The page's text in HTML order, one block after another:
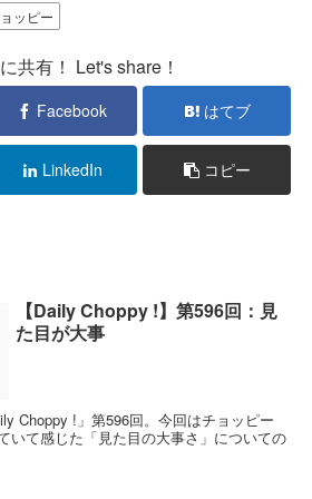
ッピー
共有！ Let's share！
Facebook はてブ
LinkedIn コピー
【Daily Choppy !】第596回：見
た目が大事
Choppy !」第596回。今回はチョッピー
いて感じた「見た目の大事さ」についての